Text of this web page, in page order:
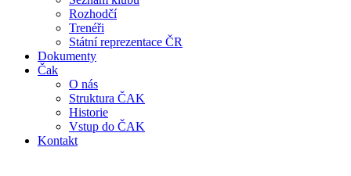
Rozhodčí
Trenéři
Státní reprezentace ČR
Dokumenty
Čak
O nás
Struktura ČAK
Historie
Vstup do ČAK
Kontakt